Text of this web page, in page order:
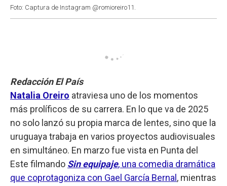
Foto: Captura de Instagram @romioreiro11.
Redacción El País
Natalia Oreiro atraviesa uno de los momentos
más prolíficos de su carrera. En lo que va de 2025
no solo lanzó su propia marca de lentes, sino que la
uruguaya trabaja en varios proyectos audiovisuales
en simultáneo. En marzo fue vista en Punta del
Este filmando Sin equipaje, una comedia dramática
que coprotagoniza con Gael García Bernal , mientras